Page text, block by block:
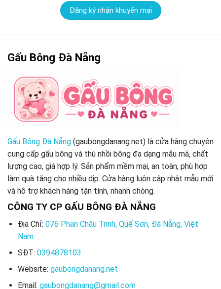
Gấu Bông Đà Nẵng
Gấu Bông Đà Nẵng (gaubongdanang.net) là cửa hàng chuyên
cung cấp gấu bông và thú nhồi bông đa dạng mẫu mã, chất
lượng cao, giá hợp lý. Sản phẩm mềm mại, an toàn, phù hợp
làm quà tặng cho nhiều dịp. Cửa hàng luôn cập nhật mẫu mới
và hỗ trợ khách hàng tận tình, nhanh chóng.
CÔNG TY CP GẤU BÔNG ĐÀ NẴNG
Địa Chỉ: 076 Phan Châu Trinh, Quế Sơn, Đà Nẵng, Việt
Nam
SĐT: 0394878103
Website: gaubongdanang.net
Email: gaubongdanang@gmail.com